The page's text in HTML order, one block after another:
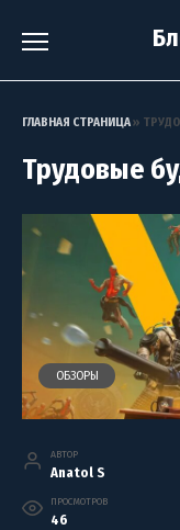
ГЛАВНАЯ СТРАНИЦА»
Трудовые
ОБЗОРЫ
АВТОР
Anatol S
ПРОСМОТРОВ
46